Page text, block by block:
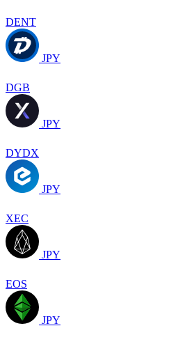
DENT
JPY
DGB
JPY
DYDX
JPY
XEC
JPY
EOS
JPY